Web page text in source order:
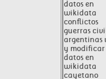
datos en
wikidata
conflictos
guerras
argentinas
y modificar
datos en
wikidata
cayetano